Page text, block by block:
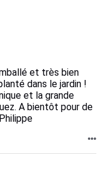
et très bien
dans le jardin !
et la grande
A bientôt pour de